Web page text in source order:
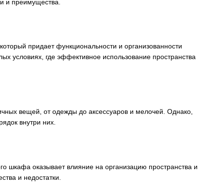
и преимущества.
придает функциональности и организованности
условиях, где эффективное использование пространства
вещей, от одежды до аксессуаров и мелочей. Однако,
внутри них.
шкафа оказывает влияние на организацию пространства и
и недостатки.